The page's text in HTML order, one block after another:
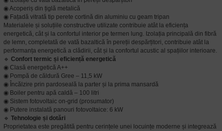
◉ Acoperiș din țiglă metalică
◉ Fațadă vitrată tip perete cortină din aluminiu cu geam tripan
Materialele și soluțiile constructive utilizate contribuie atât la eficiența
energetică, cât și la confortul interior pe termen lung. Izolația principală din fibră
de lemn, completată de vată bazaltică în pereții despărțitori, contribuie atât la
performanța energetică a clădirii, cât și la confortul acustic al spațiilor interioare.
🔹 Confort termic și eficiență energetică
◉ Clasă energetică A++
◉ Pompă de căldură Gree – 11,5 kW
◉ Încălzire prin pardoseală la parter și la prima mansardă
◉ Boiler pentru apă caldă – 100 litri
◉ Sistem fotovoltaic on-grid (prosumator)
◉ Putere instalată panouri fotovoltaice: 6 kW
🔹 Tehnologie și dotări
Proprietatea este pregătită pentru cerințele unei locuințe moderne și integrează